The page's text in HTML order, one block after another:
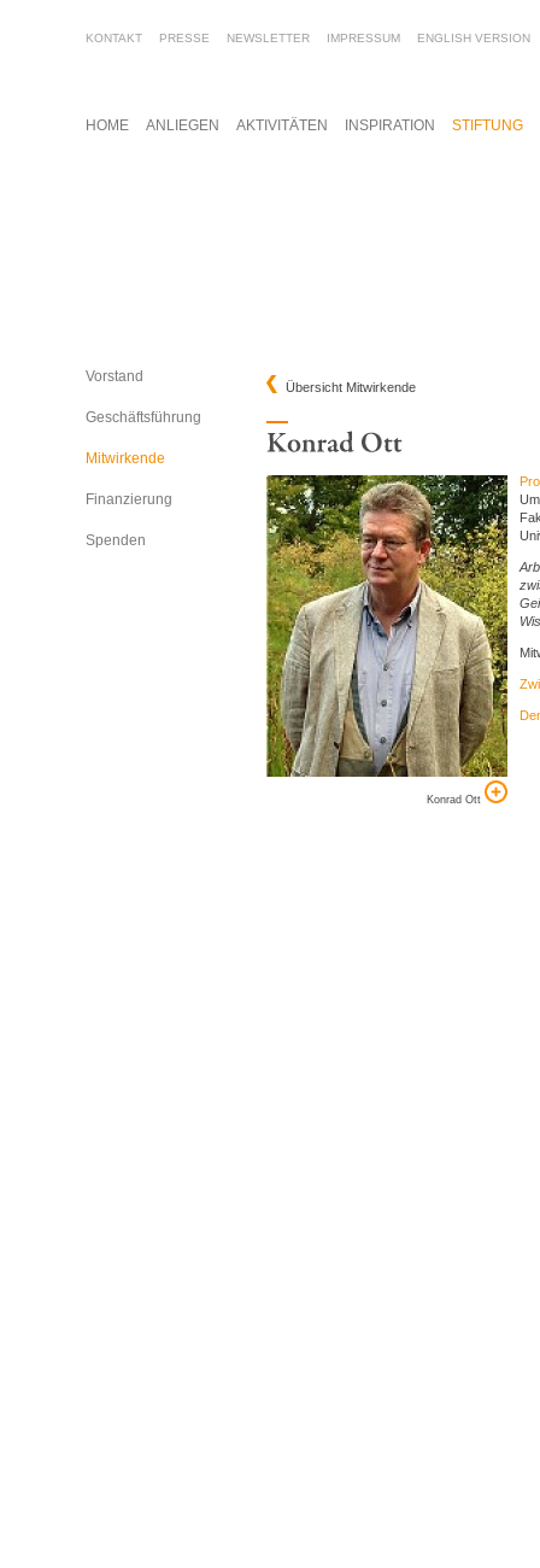
HOME ANLIEGEN AKTIVITÄTEN INSPIRATION STIFTUNG
Vorstand
Geschäftsführung
Mitwirkende
Finanzierung
Spenden
Übersicht Mitwirkende
Konrad Ott
KONTAKT PRESSE NEWSLETTER IMPRESSUM ENGLISH VERSION